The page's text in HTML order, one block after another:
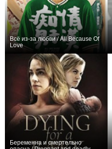
Всё из-за любви / All Because Of
Love
Беременна и смертельно